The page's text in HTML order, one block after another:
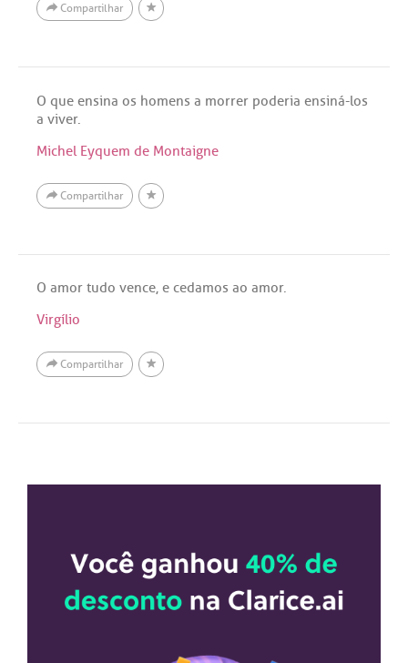
Compartilhar
O que ensina os homens a morrer poderia ensiná-los
a viver.
Michel Eyquem de Montaigne
Compartilhar
O amor tudo vence, e cedamos ao amor.
Virgílio
Compartilhar